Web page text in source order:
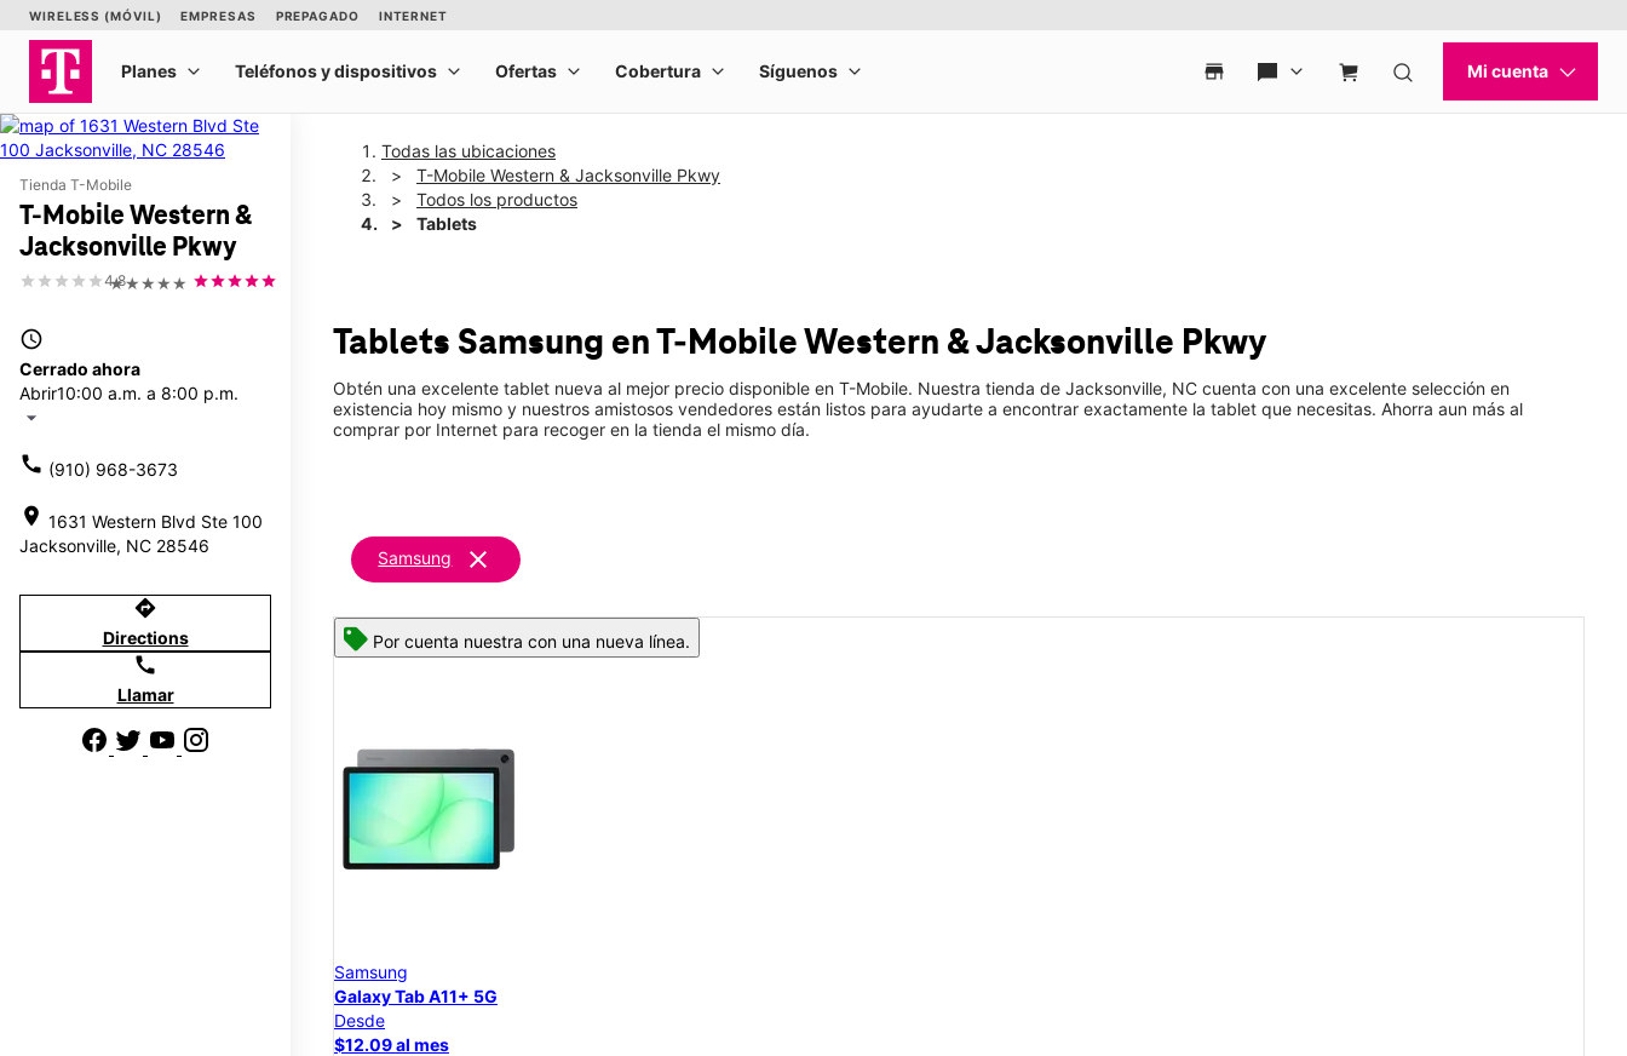
Tienda T-Mobile
T-Mobile Western &
Jacksonville Pkwy
★★★★★
4.8
access_time
Cerrado ahora
Abrir10:00 a.m. a 8:00 p.m.
arrow_drop_down
call (910) 968-3673
location_on 1631 Western Blvd Ste 100
Jacksonville, NC 28546
directions
Directions
call
Llamar
Todas las ubicaciones
T-Mobile Western & Jacksonville Pkwy
Todos los productos
Tablets
Tablets Samsung en T-MobileWestern & Jacksonville Pkwy
Obtén una excelente tablet nueva al mejor precio disponible en T-Mobile. Nuestra tienda de Jacksonville, NC cuenta con una excelente selección en
existencia hoy mismo y nuestros amistosos vendedores están listos para ayudarte a encontrar exactamente la tablet que necesitas. Ahorra aun más al
comprar por Internet para recoger en la tienda el mismo día.
Samsung clear
Por cuenta nuestra con una nueva línea.
Samsung
Galaxy Tab A11+ 5G
Desde
$12.09 al mes